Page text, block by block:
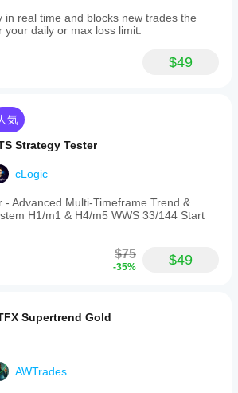
in real time and blocks new trades the
daily or max loss limit.
$49
気
Strategy Tester
cLogic
- Advanced Multi-Timeframe Trend &
H1/m1 & H4/m5 WWS 33/144 Start
$75
-35% $49
Supertrend Gold
AWTrades